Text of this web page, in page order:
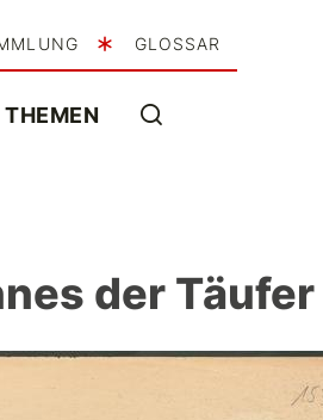
GLOSSAR
THEMEN
der Täufer